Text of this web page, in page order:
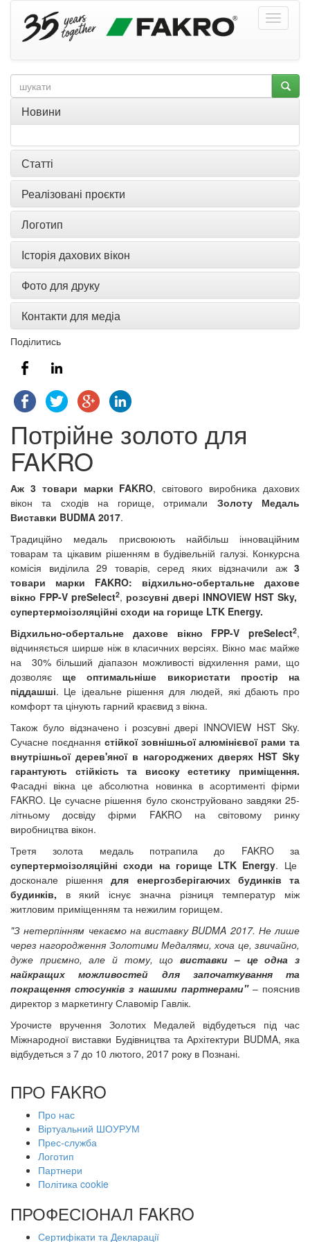
Новини
Статті
Реалізовані проєкти
Логотип
Історія дахових вікон
Фото для друку
Контакти для медіа
Поділитись
Потрійне золото для
FAKRO
Аж 3 товари марки FAKRO, світового виробника дахових
вікон та сходів на горище, отримали Золоту Медаль
Виставки BUDMA 2017.
Традиційно медаль присвоюють найбільш інноваційним
товарам та цікавим рішенням в будівельній галузі. Конкурсна
комісія виділила 29 товарів, серед яких відзначили аж 3
товари марки FAKRO: відхильно-обертальне дахове
вікно FPP-V preSelect2, розсувні двері INNOVIEW HST Sky,
супертермоізоляційні сходи на горище LTK Energy.
Відхильно-обертальне дахове вікно FPP-V preSelect2,
відчиняється ширше ніж в класичних версіях. Вікно має майже
на 30% більший діапазон можливості відхилення рами, що
дозволяє ще оптимальніше використати простір на
піддашші. Це ідеальне рішення для людей, які дбають про
комфорт та цінують гарний краєвид з вікна.
Також було відзначено і розсувні двері INNOVIEW HST Sky.
Сучасне поєднання стійкої зовнішньої алюмінієвої рами та
внутрішньої дерев'яної в нагороджених дверях HST Sky
гарантують стійкість та високу естетику приміщення.
Фасадні вікна це абсолютна новинка в асортименті фірми
FAKRO. Це сучасне рішення було сконструйовано завдяки 25-
літньому досвіду фірми FAKRO на світовому ринку
виробництва вікон.
Третя золота медаль потрапила до FAKRO за
супертермоізоляційні сходи на горище LTK Energy. Це
досконале рішеннядля енергозберігаючих будинків та
будинків, в який існує значна різниця температур між
житловим приміщенням та нежилим горищем.
"З нетерпінням чекаємо на виставку BUDMA 2017. Не лише
через нагородження Золотими Медалями, хоча це, звичайно,
дуже приємно, але й тому, щовиставки–це одна з
найкращих можливостей для започаткування та
покращення стосунків з нашими партнерами"– пояснив
директор з маркетингу Славомір Гавлік.
Урочисте вручення Золотих Медалей відбудеться під час
Міжнародної виставки Будівництва та Архітектури BUDMA, яка
відбудеться з 7 до 10 лютого, 2017 року в Познані.
ПРО FAKRO
Про нас
Віртуальний ШОУРУМ
Прес-служба
Логотип
Партнери
Політика cookie
ПРОФЕСІОНАЛ FAKRO
Сертифікати та Декларації